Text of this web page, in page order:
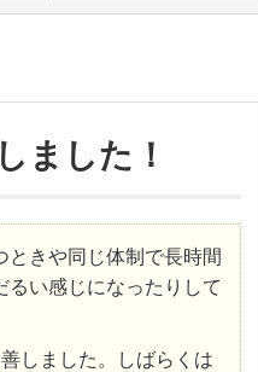
ました！
ときや同じ体制で長時間
るい感じになったりして
しました。しばらくは